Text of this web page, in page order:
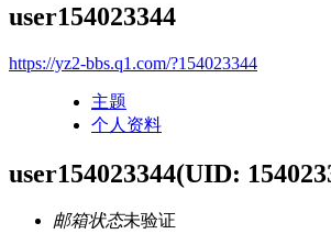
user154023344
https://yz2-bbs.q1.com/?154023344
主题
个人资料
user154023344(UID:
邮箱状态未验证